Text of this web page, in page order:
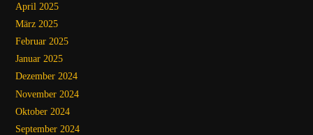
April 2025
März 2025
Februar 2025
Januar 2025
Dezember 2024
November 2024
Oktober 2024
September 2024